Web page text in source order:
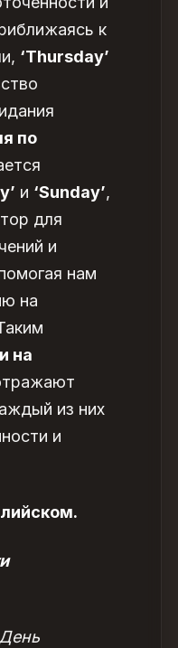
к
‘Thursday’
по
и ‘Sunday’,
для
и
нам
на
на
ражают
из них
и